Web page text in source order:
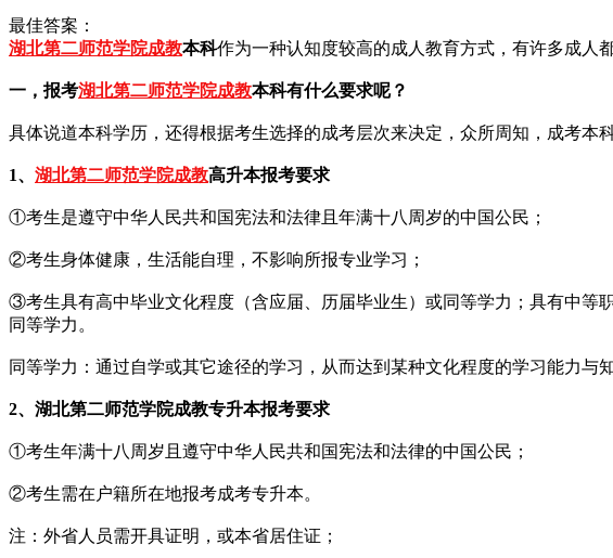
最佳答案：
湖北第二师范学院成教本科作为一种认知度较高的成人教育方式，有许多成人
一，报考湖北第二师范学院成教本科有什么要求呢？
具体说道本科学历，还得根据考生选择的成考层次来决定，众所周知，成考本
1、 湖北第二师范学院成教高升本报考要求
①考生是遵守中华人民共和国宪法和法律且年满十八周岁的中国公民；
②考生身体健康，生活能自理，不影响所报专业学习；
③考生具有高中毕业文化程度（含应届、历届毕业生）或同等学力；具有中等
同等学力。
同等学力：通过自学或其它途径的学习，从而达到某种文化程度的学习能力
2、湖北第二师范学院成教专升本报考要求
①考生年满十八周岁且遵守中华人民共和国宪法和法律的中国公民；
②考生需在户籍所在地报考成考专升本。
注：外省人员需开具证明，或本省居住证；